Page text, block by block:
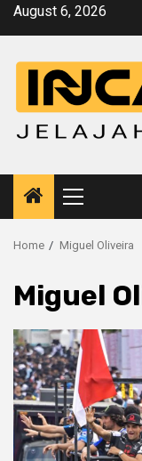
SkipAugust 6, 2026
Primary
Menu
Home Miguel Oliveira
Miguel